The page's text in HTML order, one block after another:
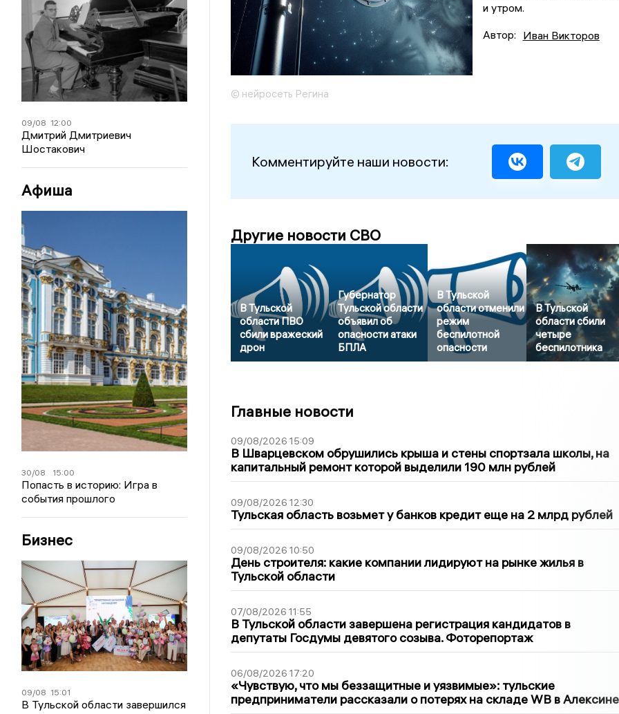
09/08 12:00
Дмитрий Дмитриевич
Шостакович
Афиша
30/08 15:00
Попасть в историю: Игра в
события прошлого
Бизнес
09/08 15:01
В Тульской области завершился
© нейросеть Регина
и утром.
Автор: Иван Викторов
Комментируйте наши новости:
Другие новости СВО
В Тульской
области ПВО
сбили вражеский
дрон
Губернатор
Тульской области
объявил об
опасности атаки
БПЛА
В Тульской
области отменили
режим
беспилотной
опасности
В Тульской
области сбили
четыре
беспилотника
Главные новости
09/08/2026 15:09
В Шварцевском обрушились крыша и стены спортзала школы, на
капитальный ремонт которой выделили 190 млн рублей
09/08/2026 12:30
Тульская область возьмет у банков кредит еще на 2 млрд рублей
09/08/2026 10:50
День строителя: какие компании лидируют на рынке жилья в
Тульской области
07/08/2026 11:55
В Тульской области завершена регистрация кандидатов в
депутаты Госдумы девятого созыва. Фоторепортаж
06/08/2026 17:20
«Чувствую, что мы беззащитные и уязвимые»: тульские
предприниматели рассказали о потерях на складе WB в Алексине